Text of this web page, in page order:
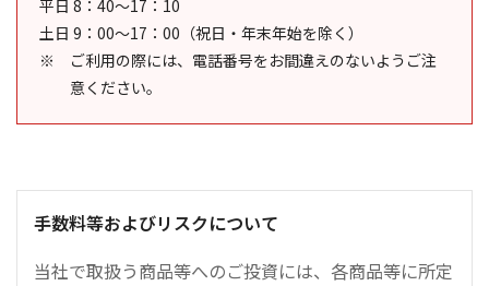
平日 8：40～17：10
土日 9：00～17：00（祝日・年末年始を除く）
ご利用の際には、電話番号をお間違えのないようご注
意ください。
手数料等およびリスクについて
当社で取扱う商品等へのご投資には、各商品等に所定